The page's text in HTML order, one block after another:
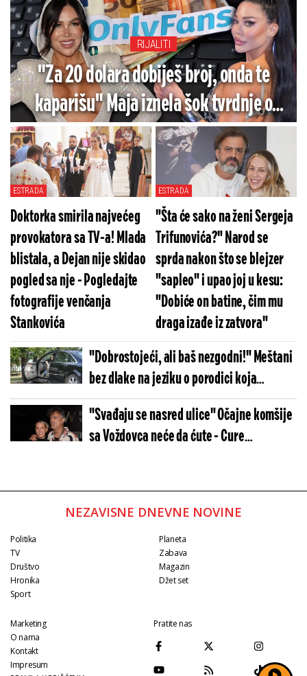
RIJALITI
"Za 20 dolara dobiješ broj, onda te
kaparišu" Maja iznela šok tvrdnje o
prošlosti suparnice: "On radi to da bi
dobio vaginu"
ESTRADA
Doktorka smirila najvećeg
provokatora sa TV-a! Mlada
blistala, a Dejan nije skidao
pogled sa nje - Pogledajte
fotografije venčanja
Stankovića
ESTRADA
"Šta će sako na ženi Sergeja
Trifunovića?" Narod se
sprda nakon što se blejzer
"sapleo" i upao joj u kesu:
"Dobiće on batine, čim mu
draga izađe iz zatvora"
"Dobrostojeći, ali baš nezgodni!" Meštani
bez dlake na jeziku o porodici koja
intrigira - Tina pobegla bez sina zbog
svekra?
"Svađaju se nasred ulice" Očajne komšije
sa Voždovca neće da ćute - Cure
NEZAVISNE DNEVNE NOVINE
Politika
TV
Društvo
Hronika
Sport
Planeta
Zabava
Magazin
Džet set
Marketing
O nama
Kontakt
Impresum
Pratite nas